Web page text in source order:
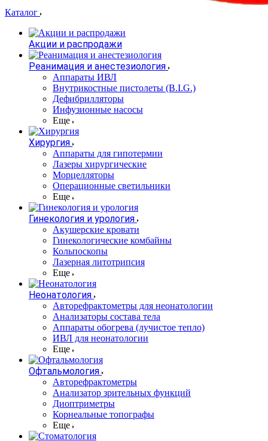
Каталог
Акции и распродажи
Реанимация и анестезиология
Аппараты ИВЛ
Внутрикостные пистолеты (B.I.G.)
Дефибрилляторы
Инфузионные насосы
Еще
Хирургия
Аппараты для гипотермии
Лазеры хирургические
Морцелляторы
Операционные светильники
Еще
Гинекология и урология
Акушерские кровати
Гинекологические комбайны
Кольпоскопы
Лазерная литотрипсия
Еще
Неонатология
Авторефрактометры для неонатологии
Анализаторы состава тела
Аппараты обогрева (лучистое тепло)
ИВЛ для неонатологии
Еще
Офтальмология
Авторефрактометры
Анализатор зрительных функций
Диоптриметры
Корнеальные топографы
Еще